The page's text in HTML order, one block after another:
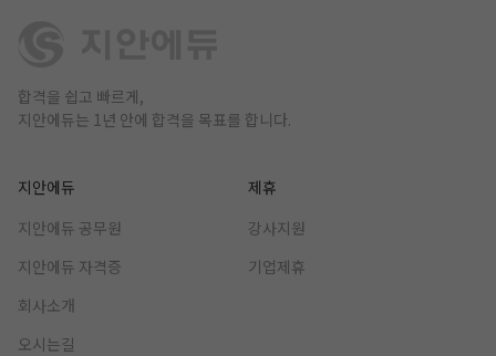
합격을 쉽고 빠르게,
지안에듀는 1년 안에 합격을 목표를 합니다.
지안에듀
지안에듀 공무원
지안에듀 자격증
회사소개
오시는길
제휴
강사지원
기업제휴